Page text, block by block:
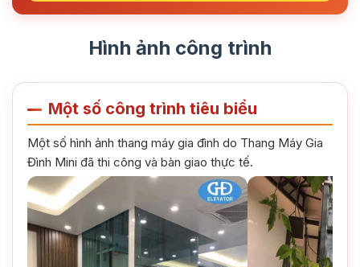
Hình ảnh công trình
Một số công trình tiêu biểu
Một số hình ảnh thang máy gia đình do Thang Máy Gia
Đình Mini đã thi công và bàn giao thực tế.